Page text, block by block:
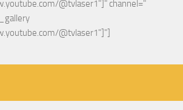
@tvlaser1"]" channel="
@tvlaser1"]"]